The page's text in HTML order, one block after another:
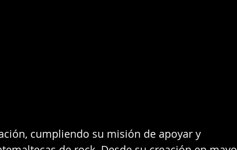
cumpliendo su misión de apoyar y